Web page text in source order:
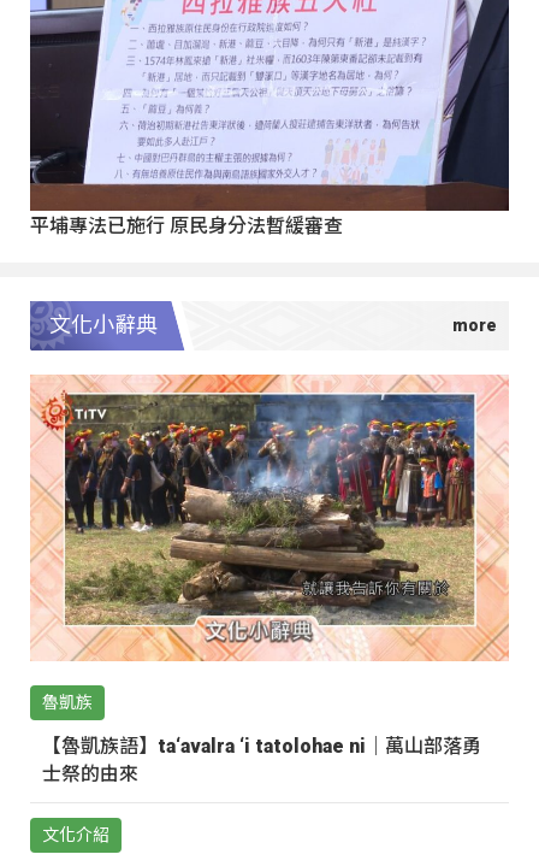
平埔專法已施行 原民身分法暫緩審查
文化小辭典
魯凱族
【魯凱族語】ta‘avalra ‘i tatolohae ni｜萬山部落勇
士祭的由來
文化介紹